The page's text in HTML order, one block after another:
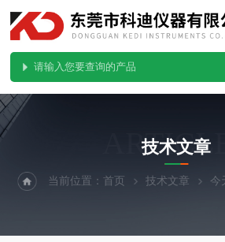
技术文章
当前位置：首页 技术文章 今天小